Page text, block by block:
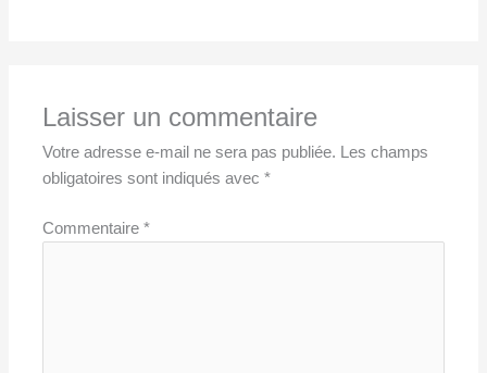
Laisser un commentaire
Votre adresse e-mail ne sera pas publiée.
Les champs
obligatoires sont indiqués avec*
Commentaire*